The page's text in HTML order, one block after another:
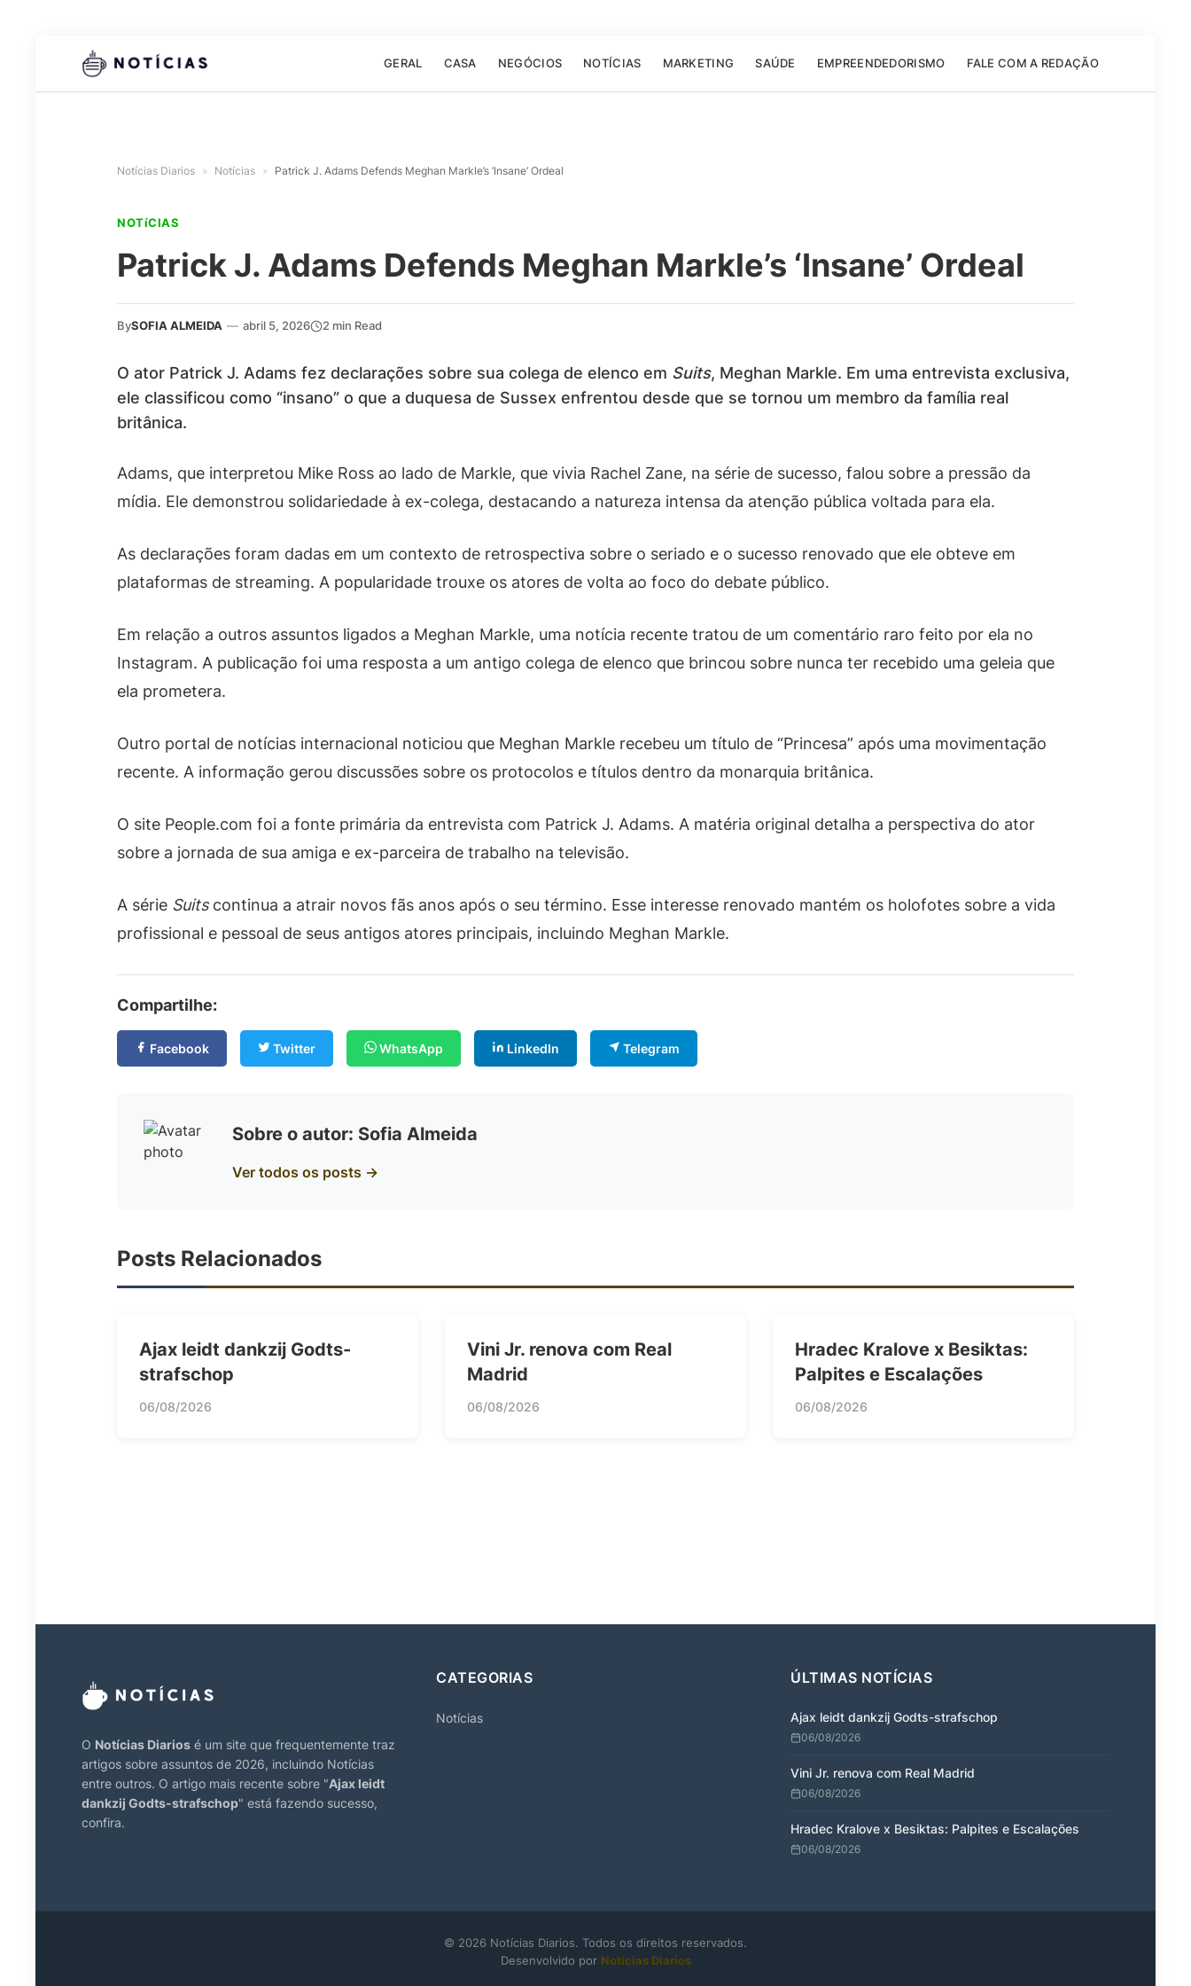
GERAL CASA NEGÓCIOS NOTÍCIAS MARKETING SAÚDE EMPREENDEDORISMO FALE COM A REDAÇÃO
Notícias Diarios » Notícias » Patrick J. Adams Defends Meghan Markle’s ‘Insane’ Ordeal
NOTíCIAS
Patrick J. Adams Defends Meghan Markle’s ‘Insane’ Ordeal
BySOFIA ALMEIDA — abril 5, 2026 2 min Read
O ator Patrick J. Adams fez declarações sobre sua colega de elenco em Suits, Meghan Markle. Em uma entrevista exclusiva,
ele classificou como “insano” o que a duquesa de Sussex enfrentou desde que se tornou um membro da família real
britânica.
Adams, que interpretou Mike Ross ao lado de Markle, que vivia Rachel Zane, na série de sucesso, falou sobre a pressão da
mídia. Ele demonstrou solidariedade à ex-colega, destacando a natureza intensa da atenção pública voltada para ela.
As declarações foram dadas em um contexto de retrospectiva sobre o seriado e o sucesso renovado que ele obteve em
plataformas de streaming. A popularidade trouxe os atores de volta ao foco do debate público.
Em relação a outros assuntos ligados a Meghan Markle, uma notícia recente tratou de um comentário raro feito por ela no
Instagram. A publicação foi uma resposta a um antigo colega de elenco que brincou sobre nunca ter recebido uma geleia que
ela prometera.
Outro portal de notícias internacional noticiou que Meghan Markle recebeu um título de “Princesa” após uma movimentação
recente. A informação gerou discussões sobre os protocolos e títulos dentro da monarquia britânica.
O site People.com foi a fonte primária da entrevista com Patrick J. Adams. A matéria original detalha a perspectiva do ator
sobre a jornada de sua amiga e ex-parceira de trabalho na televisão.
A série Suitscontinua a atrair novos fãs anos após o seu término. Esse interesse renovado mantém os holofotes sobre a vida
profissional e pessoal de seus antigos atores principais, incluindo Meghan Markle.
Compartilhe:
Facebook Twitter WhatsApp LinkedIn Telegram
Sobre o autor: Sofia Almeida
Ver todos os posts →
Posts Relacionados
Ajax leidt dankzij Godts-
strafschop
06/08/2026
Vini Jr. renova com Real
Madrid
06/08/2026
Hradec Kralove x Besiktas:
Palpites e Escalações
06/08/2026
O Notícias Diarios é um site que frequentemente traz
artigos sobre assuntos de 2026, incluindo Notícias
entre outros. O artigo mais recente sobre "Ajax leidt
dankzij Godts-strafschop" está fazendo sucesso,
confira.
CATEGORIAS
Notícias
ÚLTIMAS NOTÍCIAS
Ajax leidt dankzij Godts-strafschop
06/08/2026
Vini Jr. renova com Real Madrid
06/08/2026
Hradec Kralove x Besiktas: Palpites e Escalações
06/08/2026
© 2026 Notícias Diarios. Todos os direitos reservados.
Desenvolvido por Notícias Diarios